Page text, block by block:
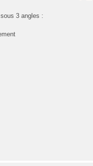
3 angles :